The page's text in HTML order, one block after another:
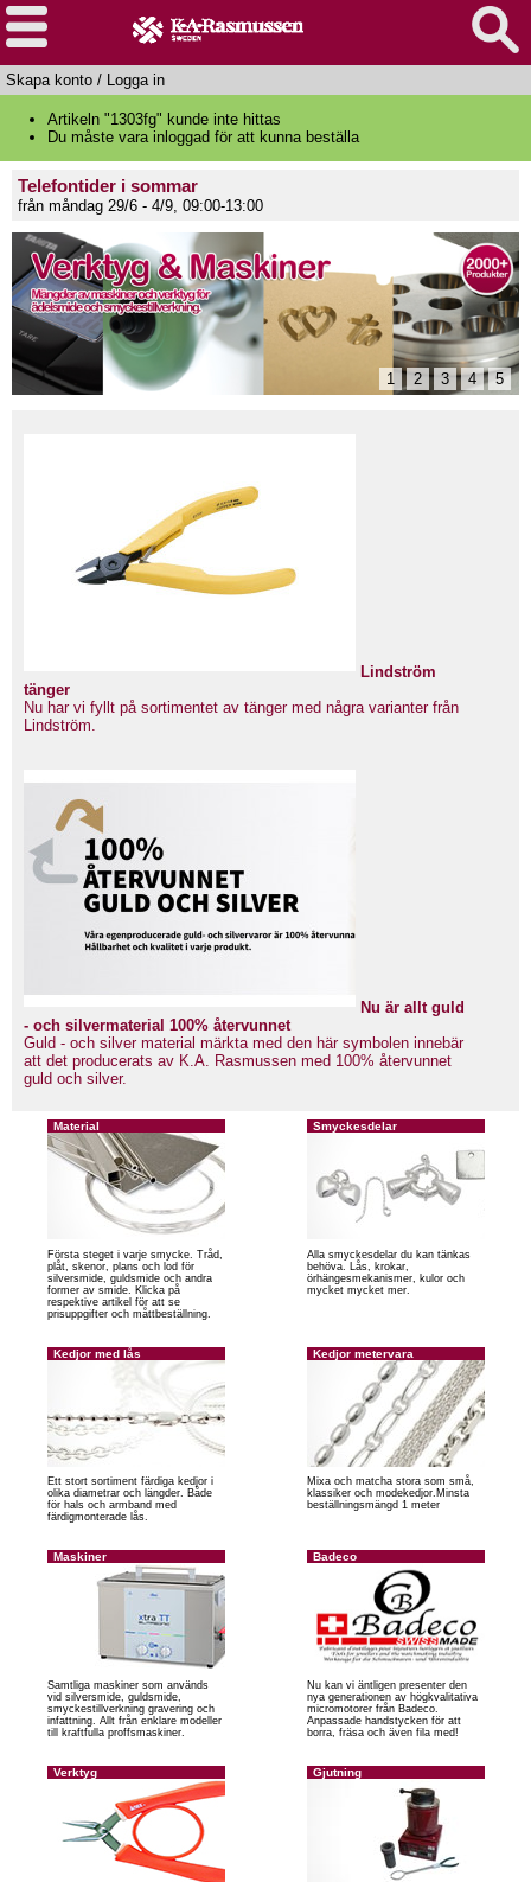
Skapa konto / Logga in
Artikeln "1303fg" kunde inte hittas
Du måste vara inloggad för att kunna beställa
Telefontider i sommar
från måndag 29/6 - 4/9, 09:00-13:00
1 2 3 4 5
Lindström
tänger
Nu har vi fyllt på sortimentet av tänger med några varianter från
Lindström.
Nu är allt guld
- och silvermaterial 100% återvunnet
Guld - och silver material märkta med den här symbolen innebär
att det producerats av K.A. Rasmussen med 100% återvunnet
guld och silver.
Material
Första steget i varje smycke. Tråd,
plåt, skenor, plans och lod för
silversmide, guldsmide och andra
former av smide. Klicka på
respektive artikel för att se
prisuppgifter och måttbeställning.
Smyckesdelar
Alla smyckesdelar du kan tänkas
behöva. Lås, krokar,
örhängesmekanismer, kulor och
mycket mycket mer.
Kedjor med lås
Ett stort sortiment färdiga kedjor i
olika diametrar och längder. Både
för hals och armband med
färdigmonterade lås.
Kedjor metervara
Mixa och matcha stora som små,
klassiker och modekedjor.Minsta
beställningsmängd 1 meter
Maskiner
Samtliga maskiner som används
vid silversmide, guldsmide,
smyckestillverkning gravering och
infattning. Allt från enklare modeller
till kraftfulla proffsmaskiner.
Badeco
Nu kan vi äntligen presenter den
nya generationen av högkvalitativa
micromotorer från Badeco.
Anpassade handstycken för att
borra, fräsa och även fila med!
Verktyg Gjutning